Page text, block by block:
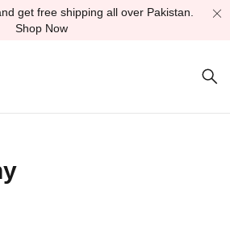
get free shipping all over Pakistan.
Shop Now